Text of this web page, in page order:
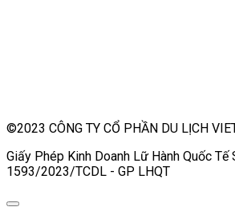
©2023 CÔNG TY CỔ PHẦN DU LỊCH
Giấy Phép Kinh Doanh Lữ Hành Quốc Tế
1593/2023/TCDL - GP LHQT